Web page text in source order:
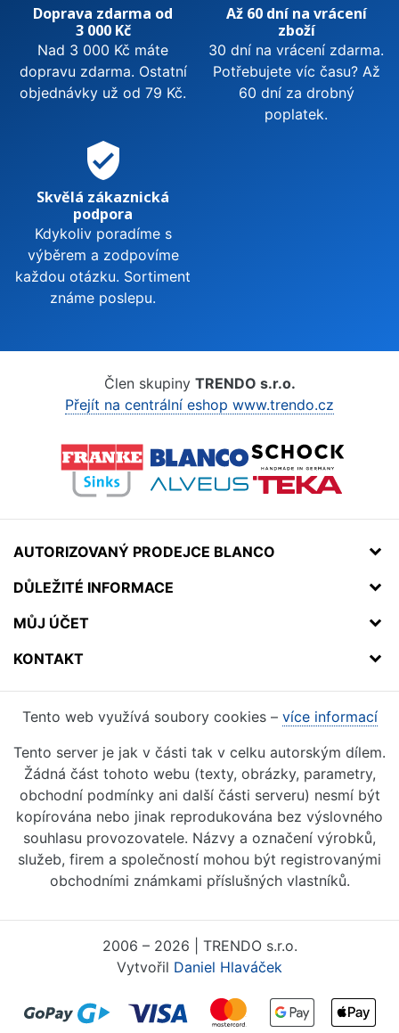
Doprava zdarma od
3 000 Kč
Nad 3 000 Kč máte
dopravu zdarma. Ostatní
objednávky už od 79 Kč.
Až 60 dní na vrácení
zboží
30 dní na vrácení zdarma.
Potřebujete víc času? Až
60 dní za drobný
poplatek.
verified_user
Skvělá zákaznická
podpora
Kdykoliv poradíme s
výběrem a zodpovíme
každou otázku. Sortiment
známe poslepu.
Člen skupiny TRENDO s.r.o.
Přejít na centrální eshop www.trendo.cz
AUTORIZOVANÝ PRODEJCE BLANCO
DŮLEŽITÉ INFORMACE
MŮJ ÚČET
KONTAKT
Tento web využívá soubory cookies – více informací
Tento server je jak v části tak v celku autorským dílem.
Žádná část tohoto webu (texty, obrázky, parametry,
obchodní podmínky ani další části serveru) nesmí být
kopírována nebo jinak reprodukována bez výslovného
souhlasu provozovatele. Názvy a označení výrobků,
služeb, firem a společností mohou být registrovanými
obchodními známkami příslušných vlastníků.
2006 – 2026 | TRENDO s.r.o.
Vytvořil Daniel Hlaváček